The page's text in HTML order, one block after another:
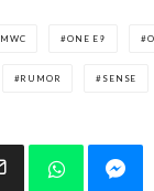
MWC ONE E9
RUMOR SENSE